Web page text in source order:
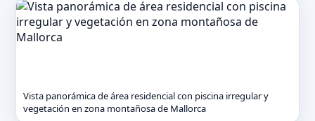
Vista panorámica de área residencial con piscina irregular y
vegetación en zona montañosa de Mallorca